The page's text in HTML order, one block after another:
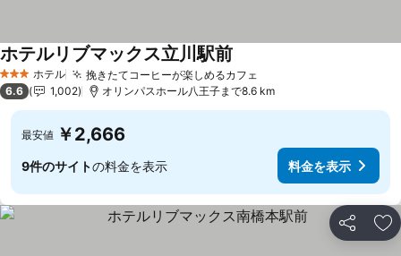
3 ホテルのランク
ホテル 挽きたてコーヒーが楽しめるカフェ
ホテルリブマックス立川駅前
6.6 1,002 オリンパスホール八王子まで8.6 km
最安値 ￥2,666
9件のサイトの料金を表示 料金を表示
シェア お